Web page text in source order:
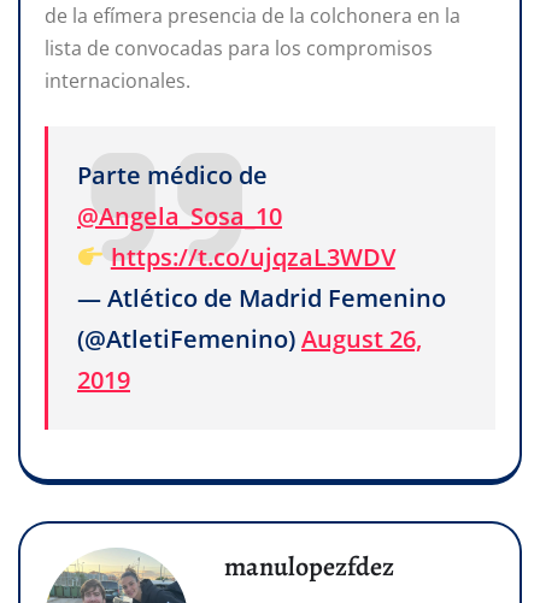
de la efímera presencia de la colchonera en la
lista de convocadas para los compromisos
internacionales.
Parte médico de
@Angela_Sosa_10
https://t.co/ujqzaL3WDV
— Atlético de Madrid Femenino
(@AtletiFemenino)August 26,
2019
manulopezfdez